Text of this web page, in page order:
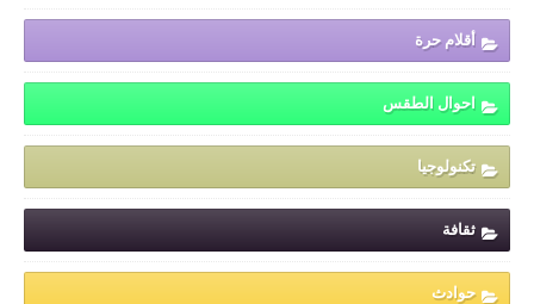
أقلام حرة
احوال الطقس
تكنولوجيا
ثقافة
حوادث